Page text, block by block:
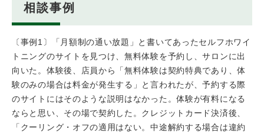
相談事例
〔事例1〕「月額制の通い放題」と書いてあったセルフホワイ
トニングのサイトを見つけ、無料体験を予約し、サロンに出
向いた。体験後、店員から「無料体験は契約特典であり、体
験のみの場合は料金が発生する」と言われたが、予約する際
のサイトにはそのような説明はなかった。体験が有料になる
ならと思い、その場で契約した。クレジットカード決済後、
「クーリング・オフの適用はない。中途解約する場合は違約